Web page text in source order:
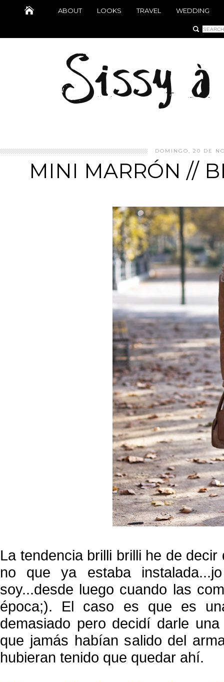
ABOUT LOOKS TRAVEL WEDDING
DOMINGO, 20 DE
MINI MARRÓN //
La tendencia brilli brilli he de
no que ya estaba
soy...desde luego cuando las
época;). El caso es que es
demasiado pero decidí darle
que jamás habían salido del
hubieran tenido que quedar ahí.